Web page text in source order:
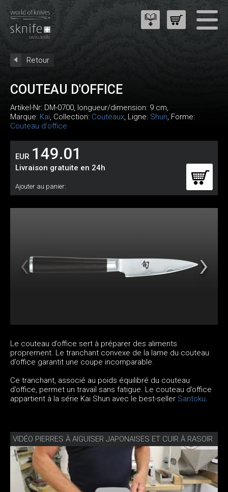
Retour
COUTEAU D'OFFICE
Artikel-Nr: DM-0700, longueur/dimension: 9 cm,
Marque: Kai, Collection: Couteaux, Ligne: Shun, Forme:
Couteau d'office
EUR 149.01
Livraison gratuite en 24h
Ajouter au panier:
Le couteau d’office sert à préparer des aliments
proprement. Le tranchant convexe de la lame du couteau
d’office garantit une coupe incomparable.
Ce tranchant, associé au poids équilibré du couteau
d’office, permet un travail sans fatigue. Le couteau d’office
appartient à la série Kai Shun avec le best-seller Santoku.
VIDÉO PIERRES À AIGUISER JAPONAISES ET CUIR À RASOIR